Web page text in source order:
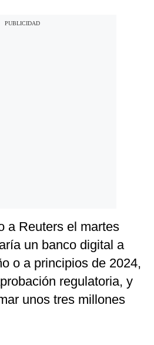
a Reuters el martes
un banco digital a
o a principios de 2024,
regulatoria, y
unos tres millones